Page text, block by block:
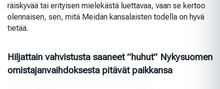
räiskyvää tai erityisen mielekästä luettavaa, vaan se kertoo
olennaisen, sen, mitä Meidän kansalaisten todella on hyvä
tietää.
Hiljattain vahvistusta saaneet ”huhut” Nykysuomen
omistajanvaihdoksesta pitävät paikkansa